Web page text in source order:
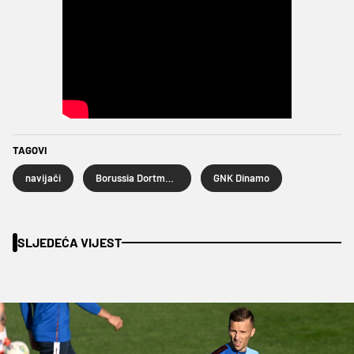
TAGOVI
navijači GNK Dinamo
SLJEDEĆA VIJEST